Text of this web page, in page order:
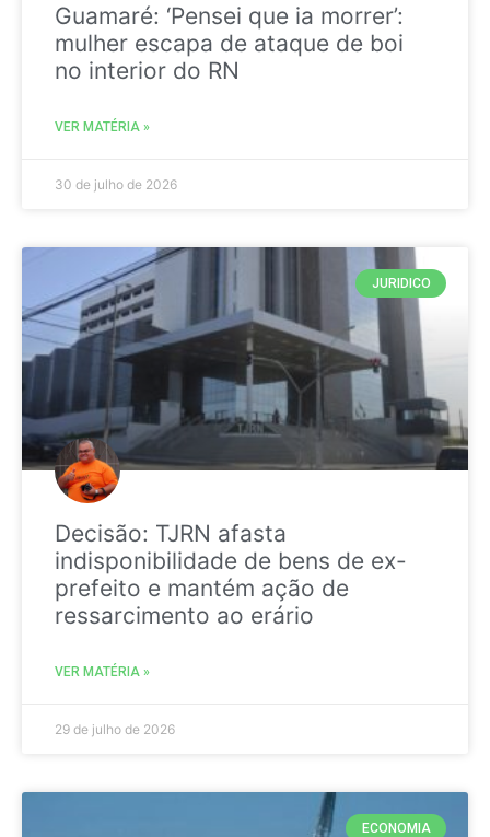
Guamaré: ‘Pensei que ia morrer’:
mulher escapa de ataque de boi
no interior do RN
VER MATÉRIA »
30 de julho de 2026
JURIDICO
Decisão: TJRN afasta
indisponibilidade de bens de ex-
prefeito e mantém ação de
ressarcimento ao erário
VER MATÉRIA »
29 de julho de 2026
ECONOMIA